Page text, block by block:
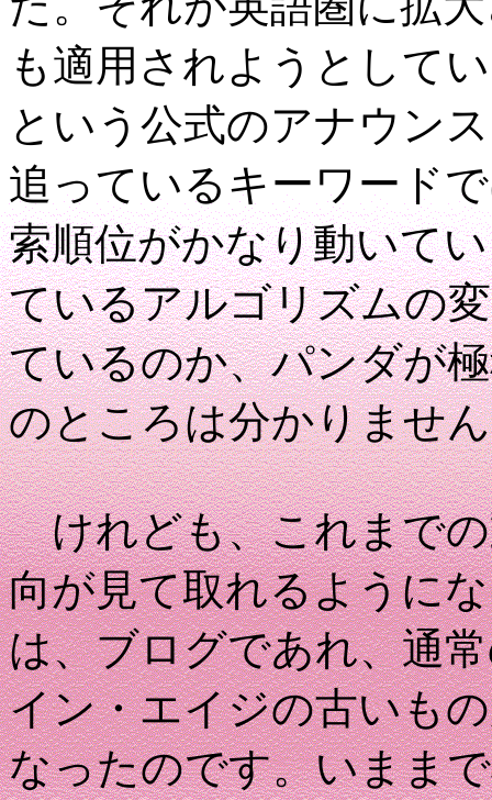
も適用されようとして
という公式のアナウン
追っているキーワード
索順位がかなり動いて
ているアルゴリズムの
ているのか、パンダが
のところは分かりませ
けれども、これまでの
向が見て取れるように
は、ブログであれ、通
イン・エイジの古いも
なったのです。いまま